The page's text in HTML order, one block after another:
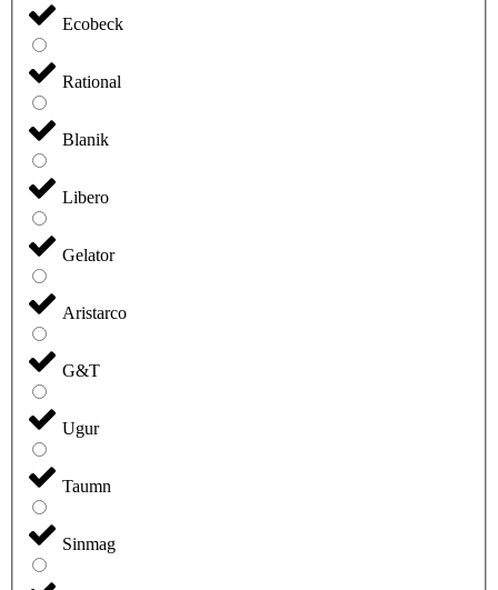
Ecobeck
Rational
Blanik
Libero
Gelator
Aristarco
G&T
Ugur
Taumn
Sinmag